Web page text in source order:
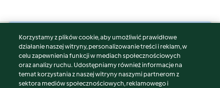
© Copyright 2026
Warunki korzystania
Polityka prywatności
Disclaimer
Korzystamy z plików cookie, aby umożliwić prawidłowe
działanie naszej witryny, personalizowanie treści i reklam, w
celu zapewnienia funkcji w mediach społecznościowych
oraz analizy ruchu. Udostępniamy również informacje na
temat korzystania z naszej witryny naszymi partnerom z
sektora mediów społecznościowych, reklamowego i